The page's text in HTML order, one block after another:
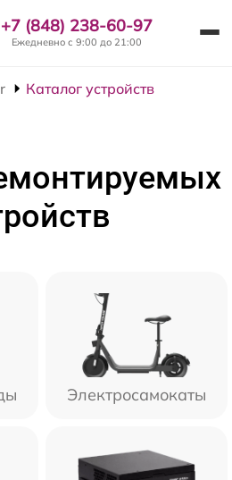
+7 (848) 238-60-97
Ежедневно с 9:00 до 21:00
Каталог устройств
Электросамокаты